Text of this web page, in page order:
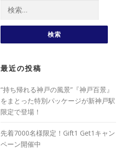
検索:
最近の投稿
“持ち帰れる神戸の風景”『神戸百景』
をまとった特別パッケージが新神戸駅
限定で登場！
先着7000名様限定！Gift1 Get1キャン
ペーン開催中